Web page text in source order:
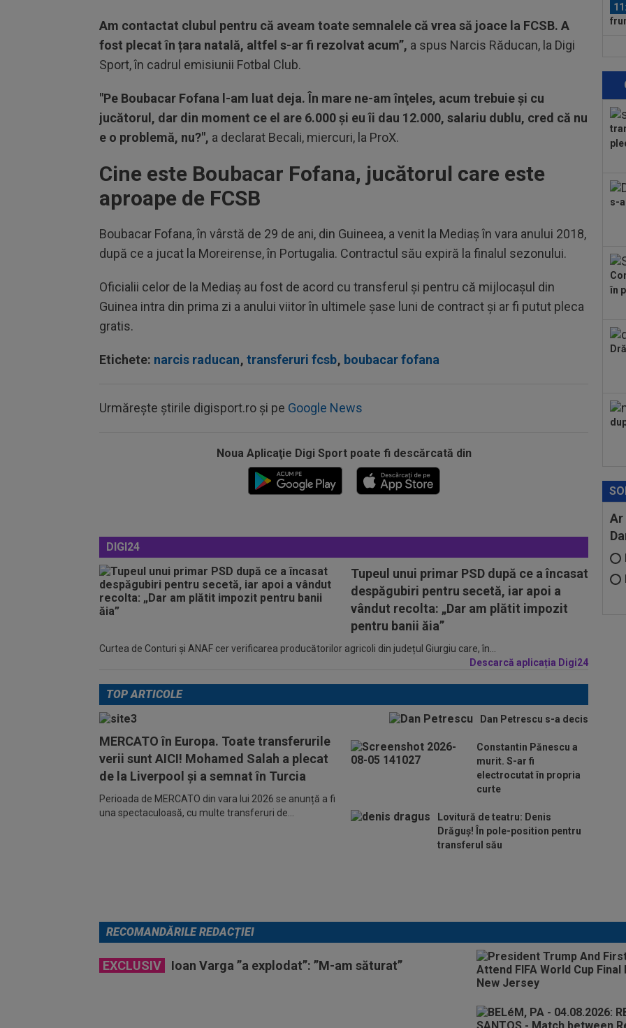
Am contactat clubul pentru că aveam toate semnalele că vrea să joace la FCSB. A
fost plecat în țara natală, altfel s-ar fi rezolvat acum”, a spus Narcis Răducan, la Digi
Sport, în cadrul emisiunii Fotbal Club.
"Pe Boubacar Fofana l-am luat deja. În mare ne-am înţeles, acum trebuie şi cu
jucătorul, dar din moment ce el are 6.000 şi eu îi dau 12.000, salariu dublu, cred că nu
e o problemă, nu?", a declarat Becali, miercuri, la ProX.
Cine este Boubacar Fofana, jucătorul care este
aproape de FCSB
Boubacar Fofana, în vârstă de 29 de ani, din Guineea, a venit la Mediaş în vara anului 2018,
după ce a jucat la Moreirense, în Portugalia. Contractul său expiră la finalul sezonului.
Oficialii celor de la Mediaș au fost de acord cu transferul și pentru că mijlocașul din
Guinea intra din prima zi a anului viitor în ultimele șase luni de contract și ar fi putut pleca
gratis.
Etichete: narcis raducan, transferuri fcsb, boubacar fofana
Urmărește știrile digisport.ro și pe Google News
Noua Aplicaţie Digi Sport poate fi descărcată din
DIGI24
Tupeul unui primar PSD după ce a încasat
despăgubiri pentru secetă, iar apoi a
vândut recolta: „Dar am plătit impozit
pentru banii ăia”
Curtea de Conturi și ANAF cer verificarea producătorilor agricoli din județul Giurgiu care, în...
Descarcă aplicația Digi24
s-
în
Ar
TOP ARTICOLE
MERCATO în Europa. Toate transferurile
verii sunt AICI! Mohamed Salah a plecat
de la Liverpool și a semnat în Turcia
Perioada de MERCATO din vara lui 2026 se anunță a fi
una spectaculoasă, cu multe transferuri de...
Dan Petrescu s-a decis
Constantin Pănescu a
murit. S-ar fi
electrocutat în propria
curte
Lovitură de teatru: Denis
Drăguș! În pole-position pentru
transferul său
RECOMANDĂRILE REDACȚIEI
EXCLUSIV Ioan Varga ”a explodat”: ”M-am săturat”